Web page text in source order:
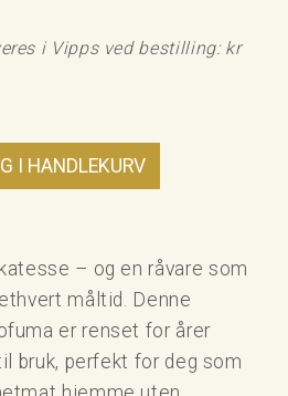
i Vipps ved bestilling: kr
– og en råvare som
måltid. Denne
er renset for årer
bruk, perfekt for deg som